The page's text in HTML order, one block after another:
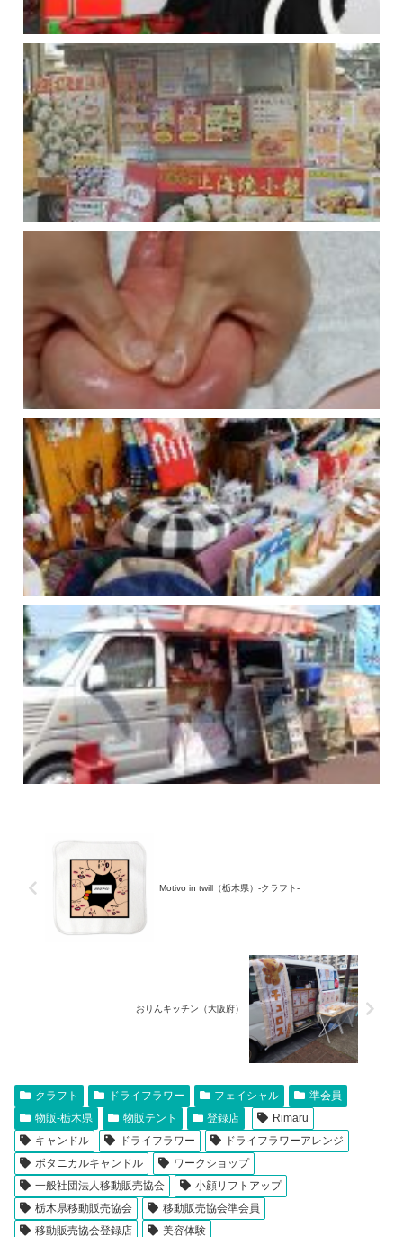
Motivo in twill（栃木県）-クラフト-
おりんキッチン（大阪府）
クラフト ドライフラワー フェイシャル
準会員
物販-栃木県
物販テント 登録店
Rimaru
キャンドル
ドライフラワー
ドライフラワーアレンジ
ボタニカルキャンドル
ワークショップ
一般社団法人移動販売協会
小顔リフトアップ
栃木県移動販売協会
移動販売協会準会員
移動販売協会登録店
美容体験